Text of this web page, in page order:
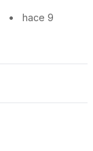
•
hace 9